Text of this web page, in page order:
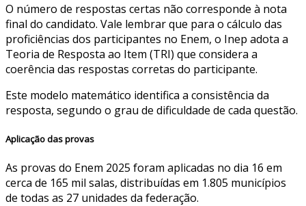
O número de respostas certas não corresponde à nota
final do candidato. Vale lembrar que para o cálculo das
proficiências dos participantes no Enem, o Inep adota a
Teoria de Resposta ao Item (TRI) que considera a
coerência das respostas corretas do participante.
Este modelo matemático identifica a consistência da
resposta, segundo o grau de dificuldade de cada questão.
Aplicação das provas
As provas do Enem 2025 foram aplicadas no dia 16 em
cerca de 165 mil salas, distribuídas em 1.805 municípios
de todas as 27 unidades da federação.